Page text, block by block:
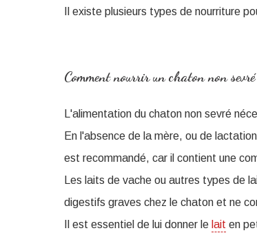
Il existe plusieurs types de nourriture
Comment nourrir un chaton non sevré
L'alimentation du chaton non sevré
En l'absence de la mère, ou de
est recommandé, car il contient une
Les laits de vache ou autres types de
digestifs graves chez le chaton et ne
Il est essentiel de lui donner le lait en